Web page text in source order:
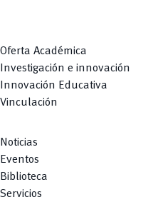
Oferta Académica
Investigación e innovación
Innovación Educativa
Vinculación
Noticias
Eventos
Biblioteca
Servicios